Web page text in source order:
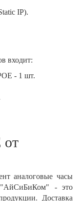
IP).
входит:
- 1 шт.
от
аналоговые часы
- это
Доставка